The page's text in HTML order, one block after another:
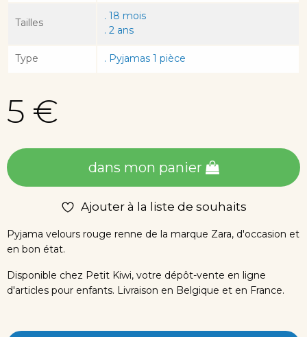
Tailles
. 18 mois
. 2 ans
Type . Pyjamas 1 pièce
5 €
dans mon panier
Ajouter à la liste de souhaits
Pyjama velours rouge renne de la marque Zara, d'occasion et
en bon état.
Disponible chez Petit Kiwi, votre dépôt-vente en ligne
d'articles pour enfants. Livraison en Belgique et en France.